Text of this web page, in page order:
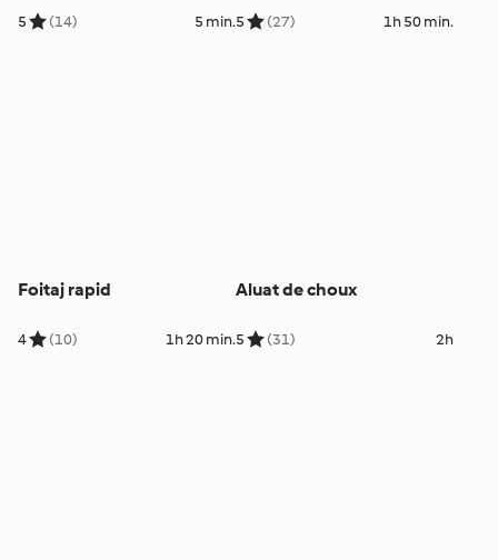
5 (14) 5 min.5 (27) 1h 50 min.
Foitaj rapid
4 (10) 1h 20 min.
Aluat de choux
5 (31) 2h